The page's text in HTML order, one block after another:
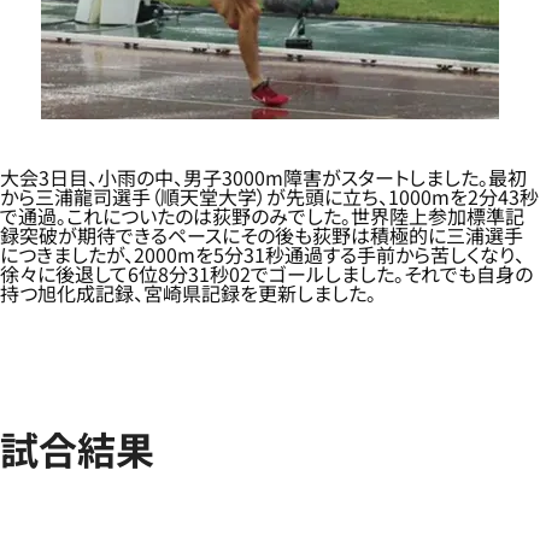
大会3日目、小雨の中、男子3000m障害がスタートしました。最初
から三浦龍司選手（順天堂大学）が先頭に立ち、1000mを2分43秒
で通過。これについたのは荻野のみでした。世界陸上参加標準記
録突破が期待できるペースにその後も荻野は積極的に三浦選手
につきましたが、2000mを5分31秒通過する手前から苦しくなり、
徐々に後退して6位8分31秒02でゴールしました。それでも自身の
持つ旭化成記録、宮崎県記録を更新しました。
試合結果